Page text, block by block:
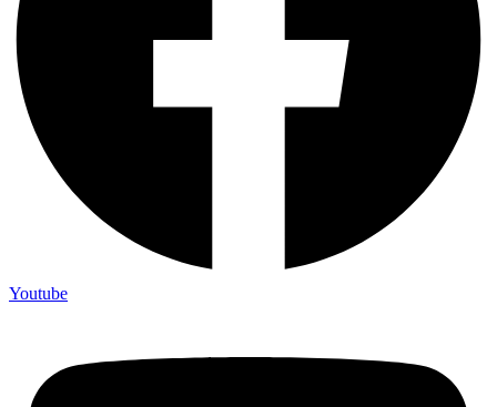
Youtube